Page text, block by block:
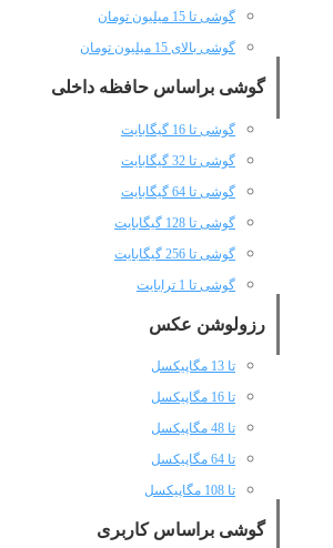
گوشی تا 15 میلیون تومان
گوشی بالای 15 میلیون تومان
گوشی براساس حافظه داخلی
گوشی تا 16 گیگابایت
گوشی تا 32 گیگابایت
گوشی تا 64 گیگابایت
گوشی تا 128 گیگابایت
گوشی تا 256 گیگابایت
گوشی تا 1 ترابایت
رزولوشن عکس
تا 13 مگاپیکسل
تا 16 مگاپیکسل
تا 48 مگاپیکسل
تا 64 مگاپیکسل
تا 108 مگاپیکسل
گوشی براساس کاربری